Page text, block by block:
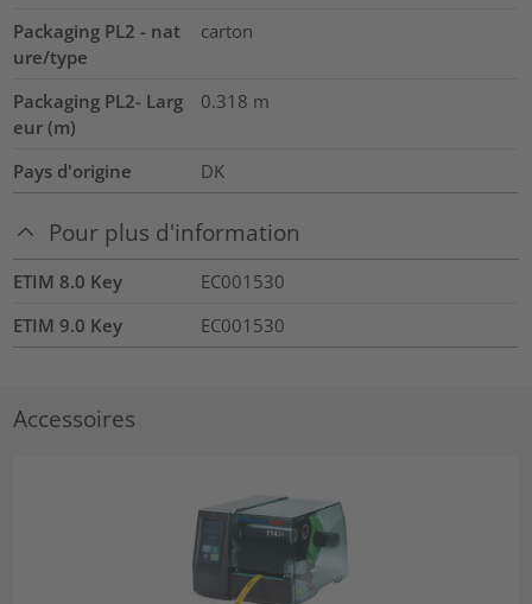
Packaging PL2 - nat
ure/type
carton
Packaging PL2- Larg
eur (m)
0.318 m
Pays d'origine DK
Pour plus d'information
ETIM 8.0 Key
EC001530
ETIM 9.0 Key
EC001530
Accessoires